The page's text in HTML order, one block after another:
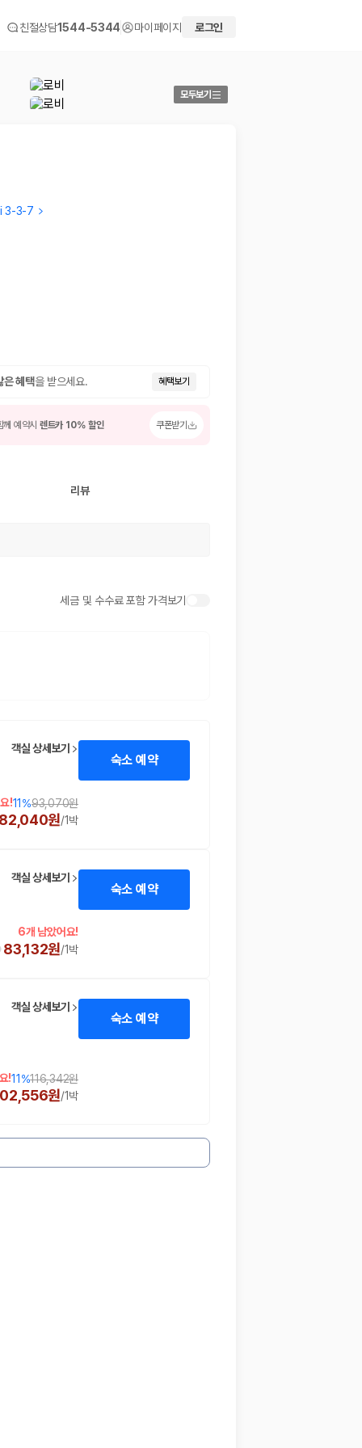
을 선택할 수 있습니다.
친절상담1544-5344 마이페이지 로그인
모두보기
3-3-7
은 혜택을 받으세요. 혜택보기
예약시 렌트카 10% 할인 쿠폰받기
리뷰
세금 및 수수료 포함 가격보기
객실 상세보기
!11%93,070원
원/1박
숙소 예약
객실 상세보기
6개 남았어요!
83,132원/1박
숙소 예약
객실 상세보기
!11%116,342원
원/1박
숙소 예약